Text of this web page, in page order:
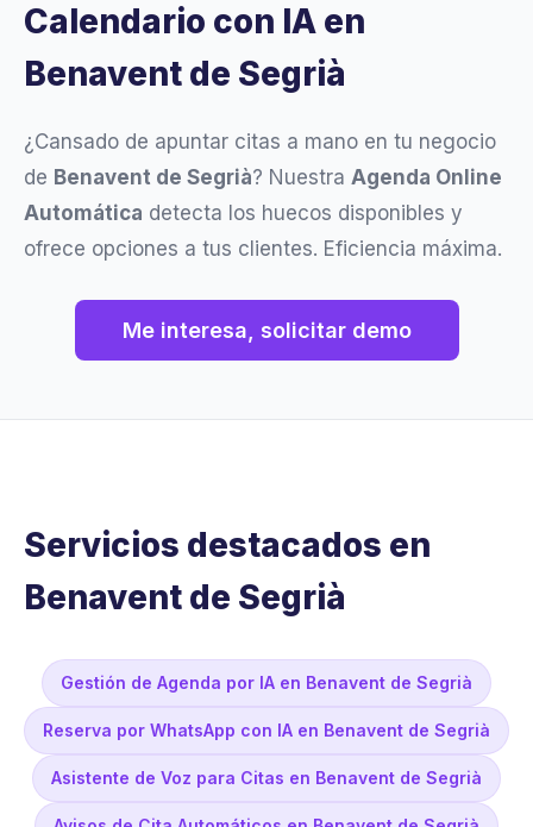
Calendario con IA en
Benavent de Segrià
¿Cansado de apuntar citas a mano en tu negocio
de Benavent de Segrià? Nuestra Agenda Online
Automática detecta los huecos disponibles y
ofrece opciones a tus clientes. Eficiencia máxima.
Me interesa, solicitar demo
Servicios destacados en
Benavent de Segrià
Gestión de Agenda por IA en Benavent de Segrià
Reserva por WhatsApp con IA en Benavent de Segrià
Asistente de Voz para Citas en Benavent de Segrià